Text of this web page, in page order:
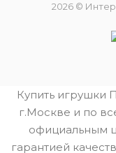
2026 ©
Купить игрушки
г.Москве и по
официальным
гарантией